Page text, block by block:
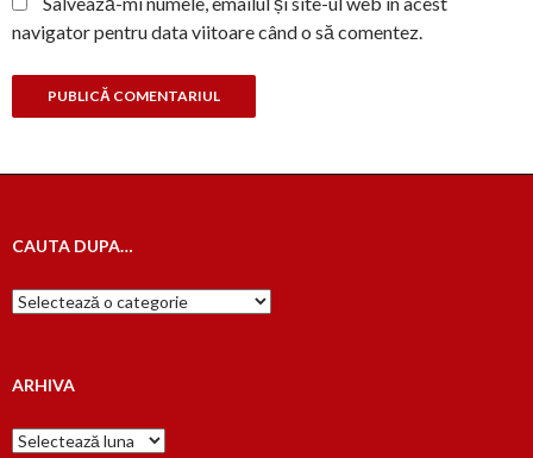
navigator pentru data viitoare când o să comentez.
CAUTA DUPA…
Cauta
dupa…
ARHIVA
Arhiva